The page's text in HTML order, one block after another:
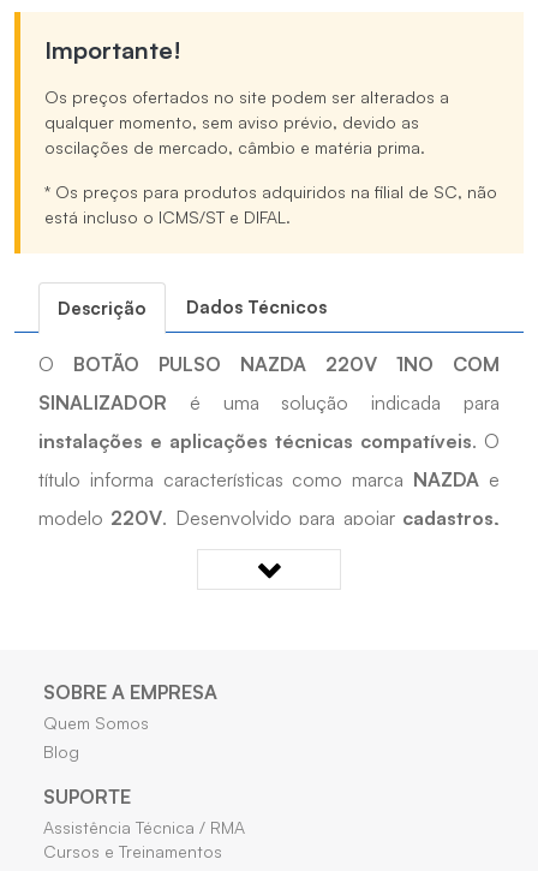
Importante!
Os preços ofertados no site podem ser alterados a
qualquer momento, sem aviso prévio, devido as
oscilações de mercado, câmbio e matéria prima.
* Os preços para produtos adquiridos na filial de SC, não
está incluso o ICMS/ST e DIFAL.
Descrição Dados Técnicos
O BOTÃO PULSO NAZDA 220V 1NO COM
SINALIZADOR é uma solução indicada para
instalações e aplicações técnicas compatíveis. O
título informa características como marca NAZDA e
modelo 220V. Desenvolvido para apoiar cadastros,
reposições, manutenções e projetos técnicos
, é uma opção prática para cadastros,
Quais os benefícios do BOTÃO PULSO NAZDA
220V 1NO COM SINALIZADOR?
• Facilita a aplicação em instalações e projetos
SOBRE A EMPRESA
Quem Somos
Blog
SUPORTE
Assistência Técnica / RMA
Cursos e Treinamentos